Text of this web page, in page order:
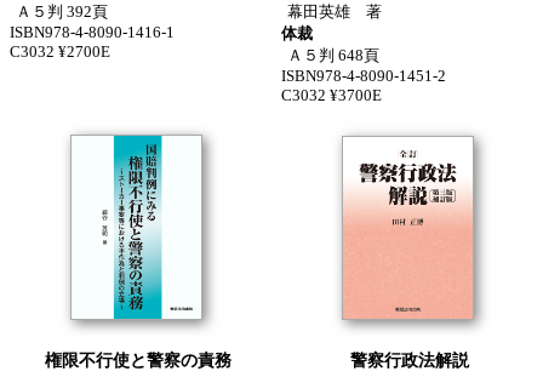
Ａ５判 392頁
ISBN978-4-8090-1416-1
C3032 ¥2700E
幕田英雄 著
体裁
Ａ５判 648頁
ISBN978-4-8090-1451-2
C3032 ¥3700E
権限不行使と警察の責務 警察行政法解説